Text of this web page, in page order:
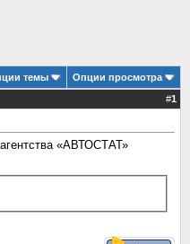
темы
Опции просмотра
#1
«АВТОСТАТ»